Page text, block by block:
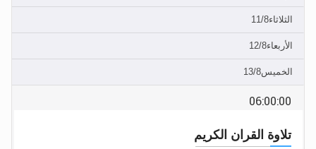
الحجّ.. دلالات، حِكم، وأهداف >> المزيد
اقرأ هذا المقال في أهمية عيد
الثلاثاء11/8
الأربعاء12/8
الخميس13/8
06:00:00
تلاوة القران الكريم